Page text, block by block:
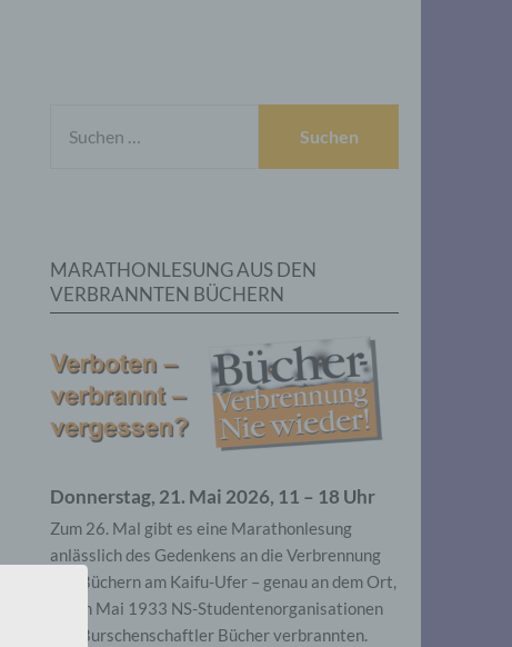
NACH:
MARATHONLESUNG AUS DEN
VERBRANNTEN BÜCHERN
Donnerstag, 21. Mai 2026, 11 – 18 Uhr
Zum 26. Mal gibt es eine Marathonlesung
anlässlich des Gedenkens an die Verbrennung
von Büchern am Kaifu-Ufer – genau an dem Ort,
wo im Mai 1933 NS-Studentenorganisationen
und Burschenschaftler Bücher verbrannten.